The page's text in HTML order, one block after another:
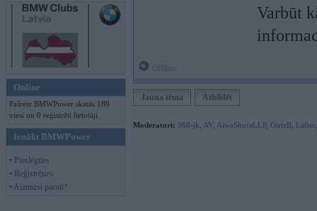
Online
Pašreiz BMWPower skatās 189
viesi un 0 reģistrēti lietotāji.
Ienākt BMWPower
• Pieslēgties
• Reģistrēties
• Aizmirsi paroli?
Varbūt
Jauna tēma Atbildēt
Moderatori: 968-jk AV AiwaShuraLLP, GirtzB Lafter